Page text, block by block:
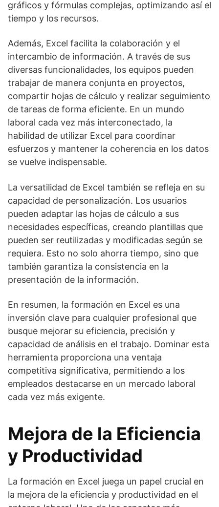
gráficos y fórmulas complejas, optimizando así el
tiempo y los recursos.
Además, Excel facilita la colaboración y el
intercambio de información. A través de sus
diversas funcionalidades, los equipos pueden
trabajar de manera conjunta en proyectos,
compartir hojas de cálculo y realizar seguimiento
de tareas de forma eficiente. En un mundo
laboral cada vez más interconectado, la
habilidad de utilizar Excel para coordinar
esfuerzos y mantener la coherencia en los datos
se vuelve indispensable.
La versatilidad de Excel también se refleja en su
capacidad de personalización. Los usuarios
pueden adaptar las hojas de cálculo a sus
necesidades específicas, creando plantillas que
pueden ser reutilizadas y modificadas según se
requiera. Esto no solo ahorra tiempo, sino que
también garantiza la consistencia en la
presentación de la información.
En resumen, la formación en Excel es una
inversión clave para cualquier profesional que
busque mejorar su eficiencia, precisión y
capacidad de análisis en el trabajo. Dominar esta
herramienta proporciona una ventaja
competitiva significativa, permitiendo a los
empleados destacarse en un mercado laboral
cada vez más exigente.
Mejora de la Eficiencia
y Productividad
La formación en Excel juega un papel crucial en
la mejora de la eficiencia y productividad en el